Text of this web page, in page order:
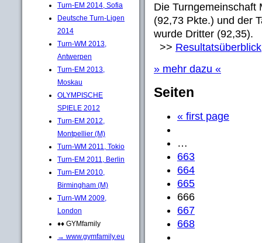
Turn-EM 2014, Sofia
Deutsche Turn-Ligen
2014
Turn-WM 2013,
Antwerpen
Turn-EM 2013,
Moskau
OLYMPISCHE
SPIELE 2012
Turn-EM 2012,
Montpellier (M)
Turn-WM 2011, Tokio
Turn-EM 2011, Berlin
Turn-EM 2010,
Birmingham (M)
Turn-WM 2009,
London
♦♦ GYMfamily
→ www.gymfamily.eu
Die Turngemeinschaft
(92,73 Pkte.) und der
wurde Dritter (92,35).
>> Resultatsüberblick
» mehr dazu «
Seiten
« first page
…
663
664
665
666
667
668